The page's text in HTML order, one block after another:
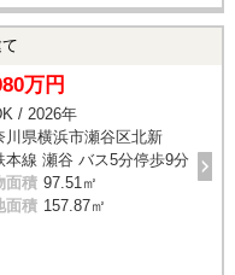
万円
/ 2026年
川県横浜市瀬谷区北新
本線 瀬谷 バス5分停歩9分
面積 97.51㎡
面積 157.87㎡